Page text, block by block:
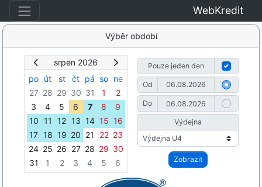
WebKredit
Výběr období
srpen 2026
po út st čt pá so ne
27 28 29 30 31 1
2
3
4 5 6 7 8
9
10
11 12 13 14 15 16
17 18 19 20 21 22 23
24 25 26 27 28 29 30
31
1 2 3 4 5 6
Pouze jeden den
Od
Do
Výdejna
Zobrazit